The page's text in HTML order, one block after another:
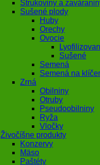
Strukoviny a
Sušené plody
Huby
Orechy
Ovocie
Sušené
Semená
Semená na
Zrná
Obilniny
Otruby
Pseudoobilniny
Ryža
Vločky
Živočíšne produkty
Konzervy
Mäso
Paštéty